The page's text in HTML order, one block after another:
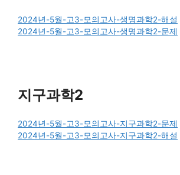
2024년-5월-고3-모의고사-생명과학2-해설
2024년-5월-고3-모의고사-생명과학2-문제
지구과학2
2024년-5월-고3-모의고사-지구과학2-문제
2024년-5월-고3-모의고사-지구과학2-해설